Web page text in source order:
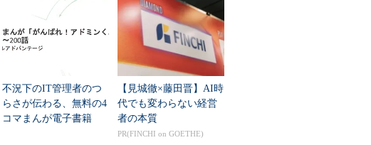
不況下のIT管理者のつ
らさが伝わる、無料の4
コマまんが電子書籍
【見城徹×藤田晋】AI時
代でも変わらない経営
者の本質
PR(FINCHI on GOETHE)